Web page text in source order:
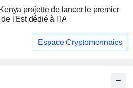
projette de lancer le premier
l'Est dédié à l'IA
Espace Cryptomonnaies